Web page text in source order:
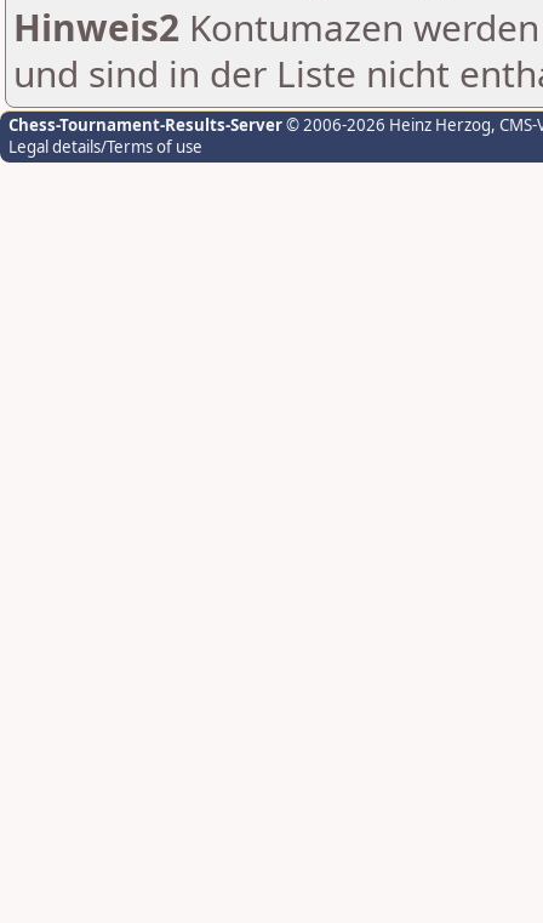
Hinweis2 Kontumazen
und sind in der Liste nicht
Chess-Tournament-Results-Server© 2006-2026 Heinz Herzog,
Legal details/Terms of use